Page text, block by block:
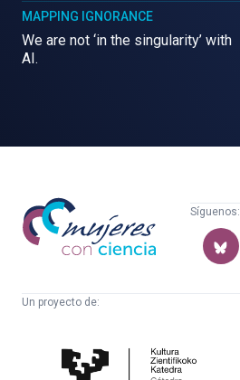
MAPPING IGNORANCE
We are not ‘in the singularity’ with
AI.
Mujeres
con
ciencia
Síguenos:
Un proyecto de:
Cultura